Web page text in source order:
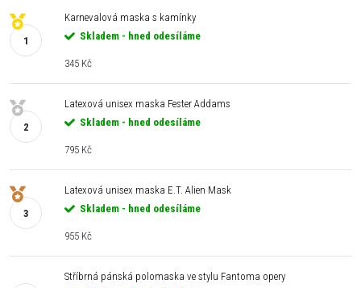
Karnevalová maska s kamínky
Skladem - hned odesíláme
345 Kč
Latexová unisex maska Fester Addams
Skladem - hned odesíláme
795 Kč
Latexová unisex maska E.T. Alien Mask
Skladem - hned odesíláme
955 Kč
Stříbrná pánská polomaska ve stylu Fantoma opery